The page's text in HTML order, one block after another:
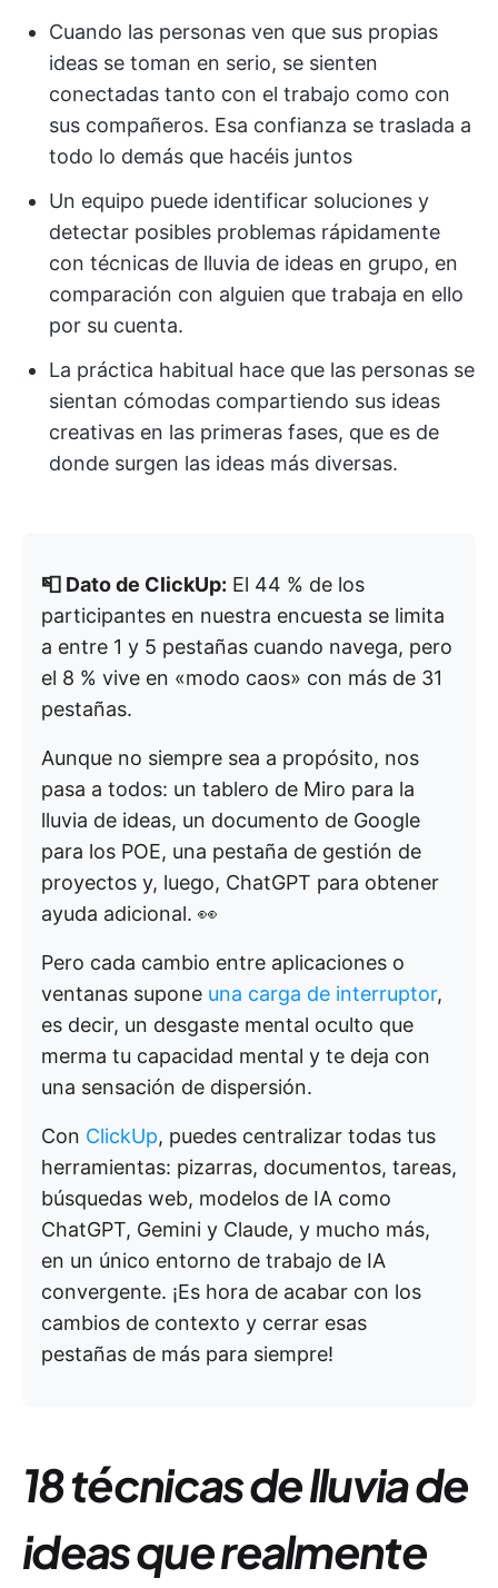
Cuando las personas ven que sus propias
ideas se toman en serio, se sienten
conectadas tanto con el trabajo como con
sus compañeros. Esa confianza se traslada a
todo lo demás que hacéis juntos
Un equipo puede identificar soluciones y
detectar posibles problemas rápidamente
con técnicas de lluvia de ideas en grupo, en
comparación con alguien que trabaja en ello
por su cuenta.
La práctica habitual hace que las personas se
sientan cómodas compartiendo sus ideas
creativas en las primeras fases, que es de
donde surgen las ideas más diversas.
📮 Dato de ClickUp: El 44 % de los
participantes en nuestra encuesta se limita
a entre 1 y 5 pestañas cuando navega, pero
el 8 % vive en «modo caos» con más de 31
pestañas.
Aunque no siempre sea a propósito, nos
pasa a todos: un tablero de Miro para la
lluvia de ideas, un documento de Google
para los POE, una pestaña de gestión de
proyectos y, luego, ChatGPT para obtener
ayuda adicional. 👀
Pero cada cambio entre aplicaciones o
ventanas supone una carga de interruptor,
es decir, un desgaste mental oculto que
merma tu capacidad mental y te deja con
una sensación de dispersión.
Con ClickUp, puedes centralizar todas tus
herramientas: pizarras, documentos, tareas,
búsquedas web, modelos de IA como
ChatGPT, Gemini y Claude, y mucho más,
en un único entorno de trabajo de IA
convergente. ¡Es hora de acabar con los
cambios de contexto y cerrar esas
pestañas de más para siempre!
18 técnicas de lluvia de
ideas que realmente